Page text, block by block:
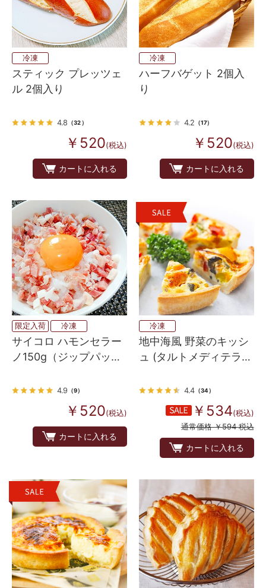
冷凍
スティック プレッツェ
ル 2個入り
4.8 （32）
￥520(税込)
カートに入れる
冷凍
ハーフバゲット 2個入
り
4.2 （17）
￥520(税込)
カートに入れる
限定入荷 冷凍
サイコロ ハモンセラー
ノ150g（ジップパッ
生ハム
4.9 （9）
￥520(税込)
カートに入れる
冷凍
地中海風 野菜のキッシ
ュ (タルトメディテラ
4.4（34）
￥534(税込)
通常価格 ￥594 税込
カートに入れる